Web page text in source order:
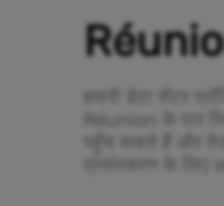
Réunion के पार
पहुँच सकते हैं और